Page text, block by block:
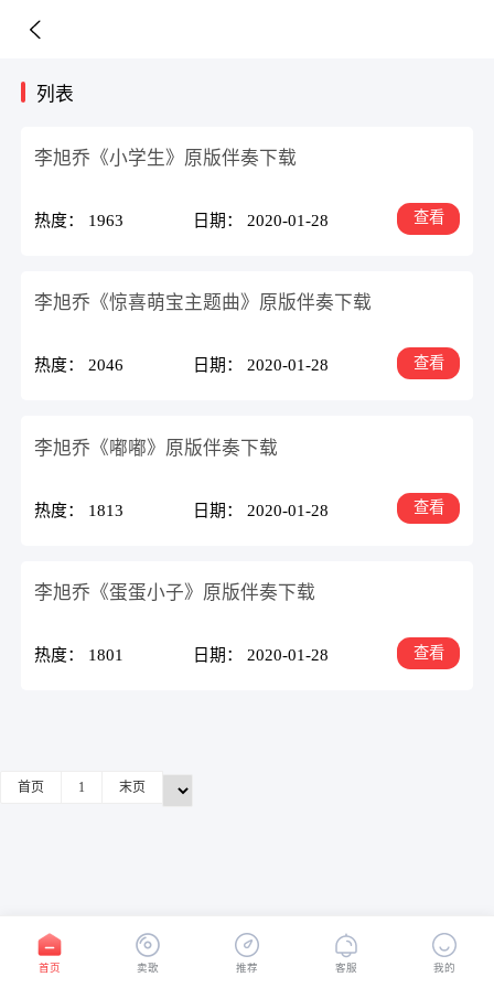
列表
李旭乔《小学生》原版伴奏下载
热度： 1963 日期： 2020-01-28 查看
李旭乔《惊喜萌宝主题曲》原版伴奏下载
热度： 2046 日期： 2020-01-28 查看
李旭乔《嘟嘟》原版伴奏下载
热度： 1813 日期： 2020-01-28 查看
李旭乔《蛋蛋小子》原版伴奏下载
热度： 1801 日期： 2020-01-28 查看
首页 1 末页
首页 卖歌 推荐 客服 我的